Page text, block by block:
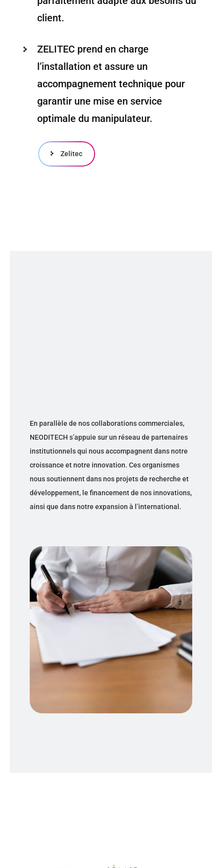
client.
ZELITEC prend en charge
l’installation et assure un
accompagnement technique pour
garantir une mise en service
optimale du manipulateur.
Zelitec
En parallèle de nos collaborations commerciales,
NEODITECH s’appuie sur un réseau de partenaires
institutionnels qui nous accompagnent dans notre
croissance et notre innovation. Ces organismes
nous soutiennent dans nos projets de recherche et
développement, le financement de nos innovations,
ainsi que dans notre expansion à l’international.